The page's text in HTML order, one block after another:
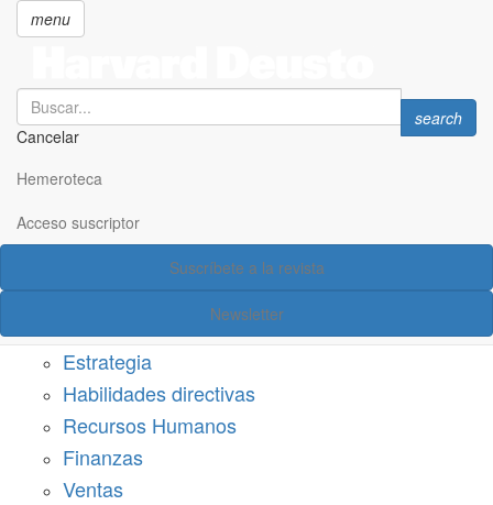
principal
menu
Search
Cancelar
Search
search
Hemeroteca
Acceso suscriptor
Suscríbete a la revista
Newsletter
Acceso suscriptor
Estrategia
Habilidades directivas
Recursos Humanos
Finanzas
Ventas